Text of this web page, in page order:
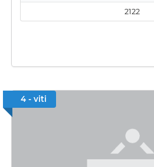
2122
4 - viti